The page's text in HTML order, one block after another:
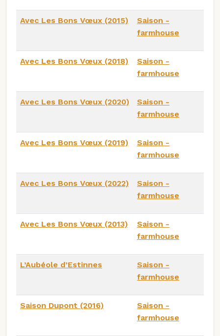
Avec Les Bons Vœux (2015)
Saison -
farmhouse
Avec Les Bons Vœux (2018)
Saison -
farmhouse
Avec Les Bons Vœux (2020)
Saison -
farmhouse
Avec Les Bons Vœux (2019)
Saison -
farmhouse
Avec Les Bons Vœux (2022)
Saison -
farmhouse
Avec Les Bons Vœux (2013)
Saison -
farmhouse
L’Aubéole d’Estinnes
Saison -
farmhouse
Saison Dupont (2016)
Saison -
farmhouse